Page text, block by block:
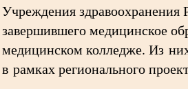
Учреждения здравоохранения
завершившего медицинское
медицинском колледже. Из
в рамках регионального